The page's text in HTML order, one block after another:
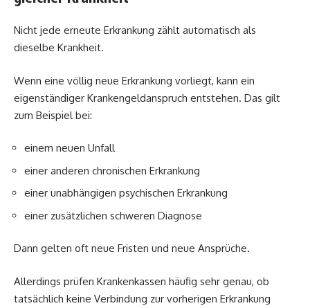
Nicht jede erneute Erkrankung zählt automatisch als
dieselbe Krankheit.
Wenn eine völlig neue Erkrankung vorliegt, kann ein
eigenständiger Krankengeldanspruch entstehen. Das gilt
zum Beispiel bei:
einem neuen Unfall
einer anderen chronischen Erkrankung
einer unabhängigen psychischen Erkrankung
einer zusätzlichen schweren Diagnose
Dann gelten oft neue Fristen und neue Ansprüche.
Allerdings prüfen Krankenkassen häufig sehr genau, ob
tatsächlich keine Verbindung zur vorherigen Erkrankung